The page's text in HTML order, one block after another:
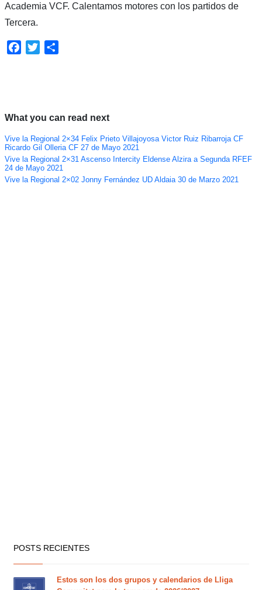
Academia VCF. Calentamos motores con los partidos de
Tercera.
Facebook
Twitter
What you can read next
Vive la Regional 2×34 Felix Prieto Villajoyosa Victor Ruiz Ribarroja CF
Ricardo Gil Olleria CF 27 de Mayo 2021
Vive la Regional 2×31 Ascenso Intercity Eldense Alzira a Segunda RFEF
24 de Mayo 2021
Vive la Regional 2×02 Jonny Fernández UD Aldaia 30 de Marzo 2021
POSTS RECIENTES
Estos son los dos grupos y calendarios de Lliga